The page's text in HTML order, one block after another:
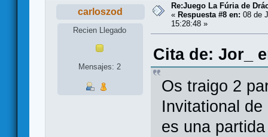
carloszod
Recien Llegado
Mensajes: 2
Re:Juego La Fúria de
« Respuesta #8 en: 08 de
15:28:48 »
Cita de: Jor_
Os traigo 2
Invitational
es una